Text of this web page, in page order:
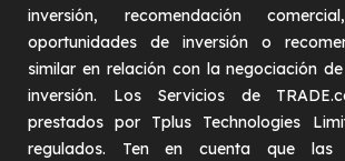
inversión, recomendación
oportunidades de inversión o
similar en relación con la negociación
inversión. Los Servicios de
prestados por Tplus Technologies
regulados. Ten en cuenta que las